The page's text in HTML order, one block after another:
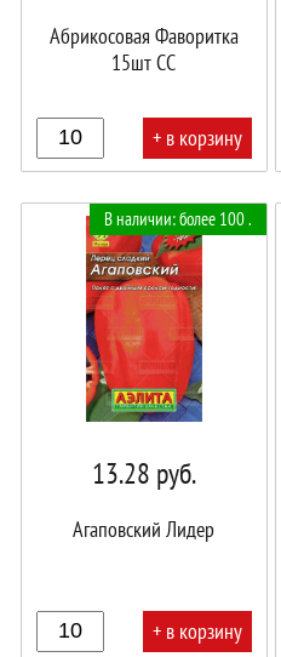
Абрикосовая Фаворитка
15шт СС
+ в корзину
В наличии: более 100 .
13.28 руб.
Агаповский Лидер
+ в корзину